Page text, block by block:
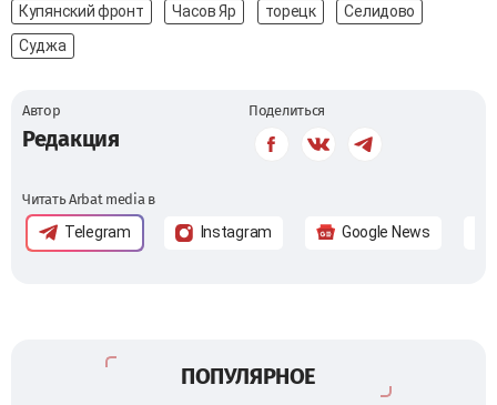
Купянский фронт
Часов Яр торецк
Селидово
Суджа
Автор
Редакция
Поделиться
Читать Arbat media в
Telegram Instagram Google News
ПОПУЛЯРНОЕ